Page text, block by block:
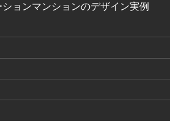
ョンマンションのデザイン実例